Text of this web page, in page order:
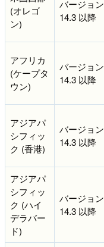
(オレゴ
ン)
バージョン
14.3 以降
アフリカ
(ケープタ
ウン)
バージョン
14.3 以降
アジアパ
シフィッ
ク (香港)
バージョン
14.3 以降
アジアパ
シフィッ
ク (ハイ
デラバー
ド)
バージョン
14.3 以降